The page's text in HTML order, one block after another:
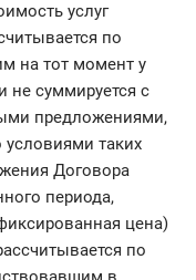
услуг
по
на тот момент у
не суммируется с
предложениями,
таких
Договора
периода,
цена)
по